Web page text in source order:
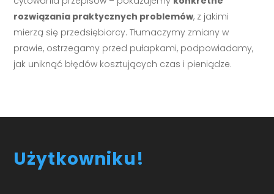
rozwiązania praktycznych problemów, z jakimi
mierzą się przedsiębiorcy. Tłumaczymy zmiany w
prawie, ostrzegamy przed pułapkami, podpowiadamy,
jak uniknąć błędów kosztujących czas i pieniądze.
Użytkowniku!